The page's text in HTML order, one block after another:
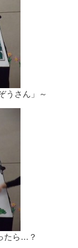
うさん」～
たら…？